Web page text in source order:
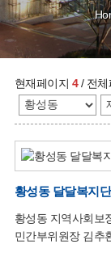
현재페이지 4/ 전체
황성동 지역사회보
민간부위원장 김추